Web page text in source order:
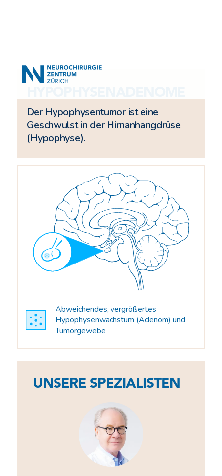
Der Hypophysentumor ist eine
Geschwulst in der Hirnanhangdrüse
(Hypophyse).
Abweichendes, vergrößertes
Hypophysenwachstum (Adenom) und
Tumorgewebe
UNSERE SPEZIALISTEN